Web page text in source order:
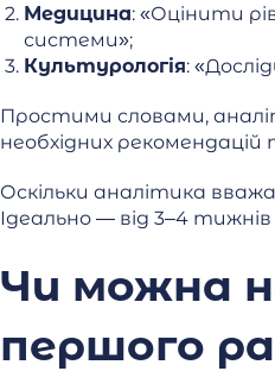
Медицина: «Оцінити
системи»;
Культурологія:
Простими словами,
необхідних
Оскільки аналітика
Ідеально — від 3–4
Чи можна
першого